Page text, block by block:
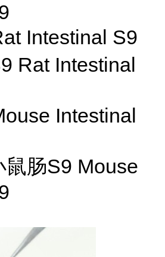
Intestinal S9
Rat Intestinal
Intestinal
鼠肠S9 Mouse